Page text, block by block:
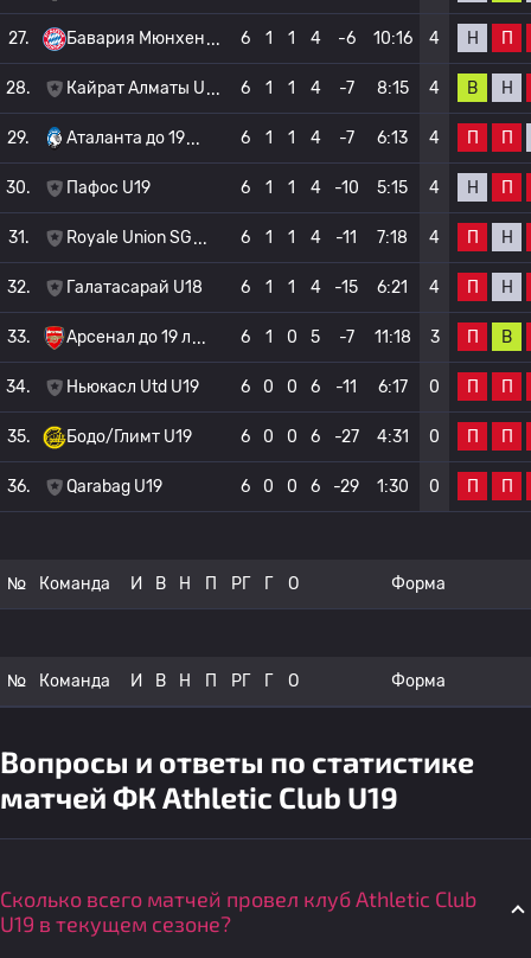
27. Бавария Мюнхен 6 1 1 4 -6 10:16 4 Н П
28. Кайрат Алматы U 6 1 1 4 -7 8:15 4 В Н
29. Аталанта до 19 6 1 1 4 -7 6:13 4 П П
30. Пафос U19 6 1 1 4 -10 5:15 4 Н П
31. Royale Union SG 6 1 1 4 -11 7:18 4 П Н
32. Галатасарай U18 6 1 1 4 -15 6:21 4 П Н
33. Арсенал до 19 л 6 1 0 5 -7 11:18 3 П В
34. Ньюкасл Utd U19 6 0 0 6 -11 6:17 0 П П
35. Бодо/Глимт U19 6 0 0 6 -27 4:31 0 П П
36. Qarabag U19 6 0 0 6 -29 1:30 0 П П
№ Команда И В Н П РГ Г О Форма
№ Команда И В Н П РГ Г О Форма
Вопросы и ответы по статистике
матчей ФК Athletic Club U19
Сколько всего матчей провел клуб Athletic Club
U19 в текущем сезоне?